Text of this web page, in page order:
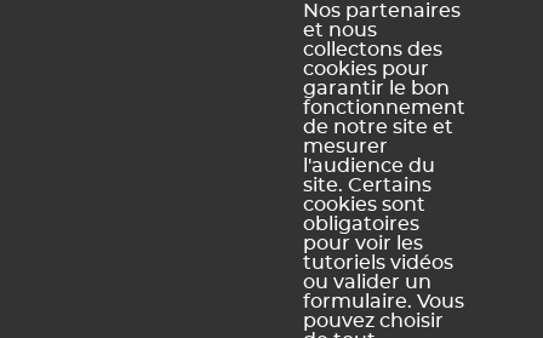
Envoyer.
Vous pouvez démarrer une discussion depuis
n'importe quel affichage en cliquant sur le
Communicationen haut à droite.
Ce contenu vous a été utile ?
Nos partenaires
et nous
collectons des
cookies pour
garantir le bon
fonctionnement
de notre site et
mesurer
l'audience du
site. Certains
cookies sont
obligatoires
pour voir les
tutoriels vidéos
ou valider un
formulaire. Vous
pouvez choisir